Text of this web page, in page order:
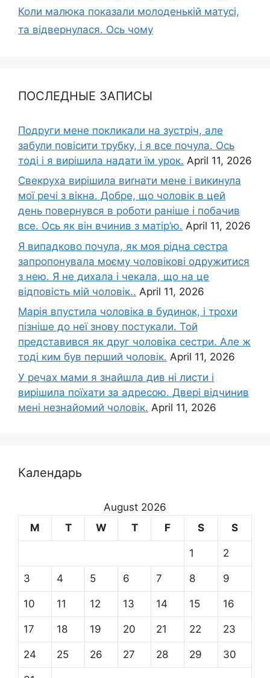
Коли малюка показали молоденькій матусі,
та відвернулася. Ось чому
ПОСЛЕДНЫЕ ЗАПИСЫ
Подруги мене покликали на зустріч, але
забули повісити трубку, і я все почула. Ось
тоді і я вирішила надати їм урок. April 11, 2026
Свекруха вирішила виrнати мене і викинула
мої речі з вікна. Добре, що чоловік в цей
день повернувся в роботи раніше і побачив
все. Ось як він вчинив з матір’ю. April 11, 2026
Я випадково почула, як моя рідна сестра
запропонувала моєму чоловікові одружитися
з нею. Я не дихала і чекала, що на це
відповість мій чоловік.. April 11, 2026
Марія впустила чоловіка в будинок, і трохи
пізніше до неї знову постукали. Той
представився як друг чоловіка сестри. Але ж
тоді ким був перший чоловік. April 11, 2026
У речах мами я знайшла див ні листи і
вирішила поїхати за адресою. Двері відчинив
мені незнайомий чоловік. April 11, 2026
Календарь
August 2026
M
T W T F S S
1 2
3 4 5 6 7 8 9
10 11 12 13 14 15 16
17 18 19 20 21 22 23
24 25 26 27 28 29 30